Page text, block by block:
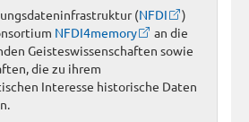
(NFDI
)
NFDI4memory
an die
Geisteswissenschaften sowie
die zu ihrem
Interesse historische Daten